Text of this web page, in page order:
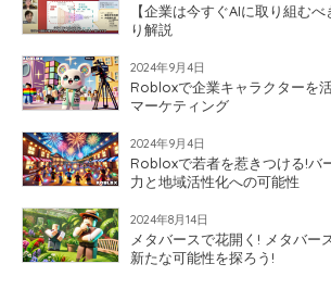
【企業は今すぐAIに取り組む
り解説
2024年9月4日
Robloxで企業キャラクターを
マーケティング
2024年9月4日
Robloxで若者を惹きつける!バ
力と地域活性化への可能性
2024年8月14日
メタバースで花開く! メタバー
新たな可能性を探ろう!